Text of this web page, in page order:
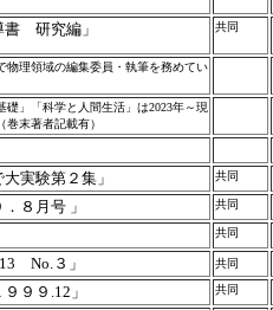
書 研究編」 共同
理領域の編集委員・執筆を務めてい
」「科学と人間生活」は2023年～現
末著者記載有）
実験第２集」
共同
．８月号 」 共同
共同
No.３」 共同
９９.12」 共同